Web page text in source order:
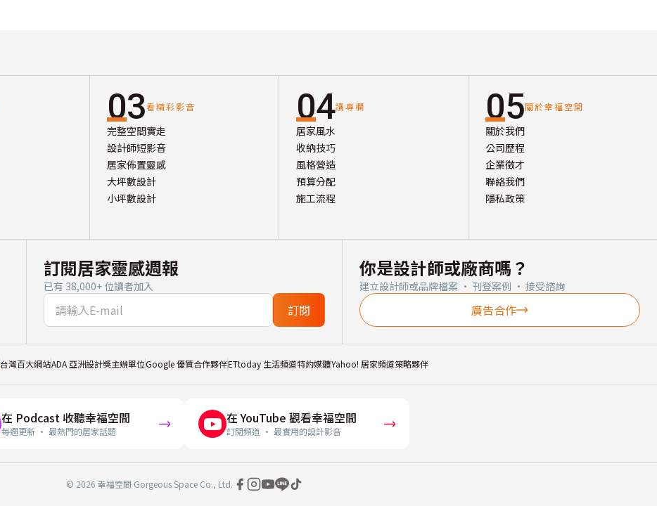
03看精彩影音
完整空間實走
設計師短影音
居家佈置靈感
大坪數設計
小坪數設計
04讀專欄
居家風水
收納技巧
風格營造
預算分配
施工流程
05關於幸福空間
關於我們
公司歷程
企業徵才
聯絡我們
隱私政策
訂閱居家靈感週報
已有 38,000+ 位讀者加入
訂閱
你是設計師或廠商嗎？
建立設計師或品牌檔案 · 刊登案例 · 接受諮詢
廣告合作
台灣百大網站ADA 亞洲設計獎主辦單位Google 優質合作夥伴ETtoday 生活頻道特約媒體Yahoo! 居家頻道策略夥伴
在 Podcast 收聽幸福空間
每週更新 · 最熱門的居家話題
在 YouTube 觀看幸福空間
訂閱頻道 · 最實用的設計影音
© 2026 幸福空間 Gorgeous Space Co., Ltd.